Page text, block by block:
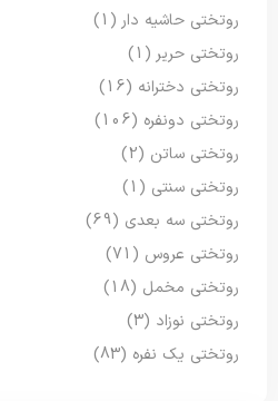
روتختی حاشیه دار (1)
روتختی حریر (1)
روتختی دخترانه (16)
روتختی دونفره (106)
روتختی ساتن (2)
روتختی سنتی (1)
روتختی سه بعدی (69)
روتختی عروس (71)
روتختی مخمل (18)
روتختی نوزاد (3)
روتختی یک نفره (83)